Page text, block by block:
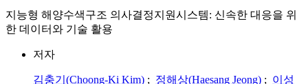
지능형 해양수색구조 의사결정지원시스템: 신속한 대응을 위
한 데이터와 기술 활용
저자
김충기(Choong-Ki Kim) ; 정해상(Haesang Jeong) ; 이성